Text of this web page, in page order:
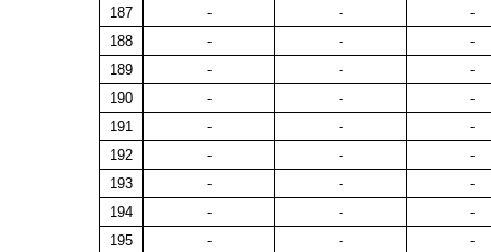
187
- -
-
188
- -
-
189
- -
-
190
- -
-
191
- -
-
192
- -
-
193
- -
-
194
- -
-
195
- -
-